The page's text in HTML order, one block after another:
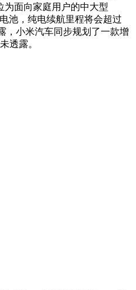
为面向家庭用户的中大型
池，纯电续航里程将会超过
，小米汽车同步规划了一款增
透露。